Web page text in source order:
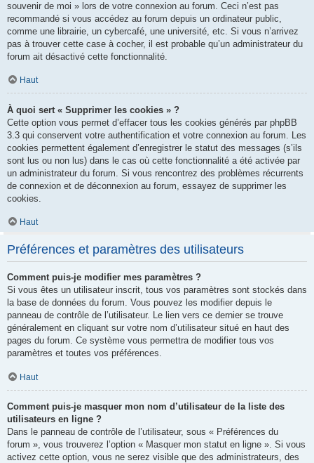
souvenir de moi » lors de votre connexion au forum. Ceci n’est pas
recommandé si vous accédez au forum depuis un ordinateur public,
comme une librairie, un cybercafé, une université, etc. Si vous n’arrivez
pas à trouver cette case à cocher, il est probable qu’un administrateur du
forum ait désactivé cette fonctionnalité.
Haut
À quoi sert « Supprimer les cookies » ?
Cette option vous permet d’effacer tous les cookies générés par phpBB
3.3 qui conservent votre authentification et votre connexion au forum. Les
cookies permettent également d’enregistrer le statut des messages (s’ils
sont lus ou non lus) dans le cas où cette fonctionnalité a été activée par
un administrateur du forum. Si vous rencontrez des problèmes récurrents
de connexion et de déconnexion au forum, essayez de supprimer les
cookies.
Haut
Préférences et paramètres des utilisateurs
Comment puis-je modifier mes paramètres ?
Si vous êtes un utilisateur inscrit, tous vos paramètres sont stockés dans
la base de données du forum. Vous pouvez les modifier depuis le
panneau de contrôle de l’utilisateur. Le lien vers ce dernier se trouve
généralement en cliquant sur votre nom d’utilisateur situé en haut des
pages du forum. Ce système vous permettra de modifier tous vos
paramètres et toutes vos préférences.
Haut
Comment puis-je masquer mon nom d’utilisateur de la liste des
utilisateurs en ligne ?
Dans le panneau de contrôle de l’utilisateur, sous « Préférences du
forum », vous trouverez l’option « Masquer mon statut en ligne ». Si vous
activez cette option, vous ne serez visible que des administrateurs, des